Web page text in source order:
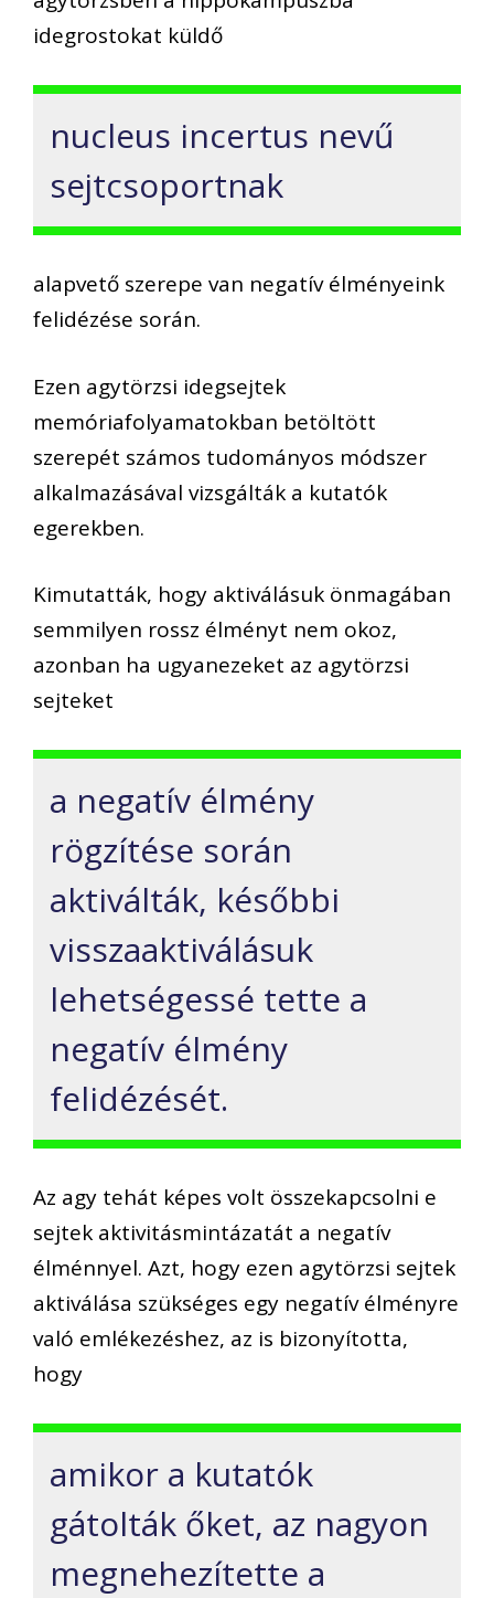
idegrostokat küldő
nucleus incertus nevű
sejtcsoportnak
alapvető szerepe van negatív élményeink
felidézése során.
Ezen agytörzsi idegsejtek
memóriafolyamatokban betöltött
szerepét számos tudományos módszer
alkalmazásával vizsgálták a kutatók
egerekben.
Kimutatták, hogy aktiválásuk önmagában
semmilyen rossz élményt nem okoz,
azonban ha ugyanezeket az agytörzsi
sejteket
a negatív élmény
rögzítése során
aktiválták, későbbi
visszaaktiválásuk
lehetségessé tette a
negatív élmény
felidézését.
Az agy tehát képes volt összekapcsolni e
sejtek aktivitásmintázatát a negatív
élménnyel. Azt, hogy ezen agytörzsi sejtek
aktiválása szükséges egy negatív élményre
való emlékezéshez, az is bizonyította,
hogy
amikor a kutatók
gátolták őket, az nagyon
megnehezítette a